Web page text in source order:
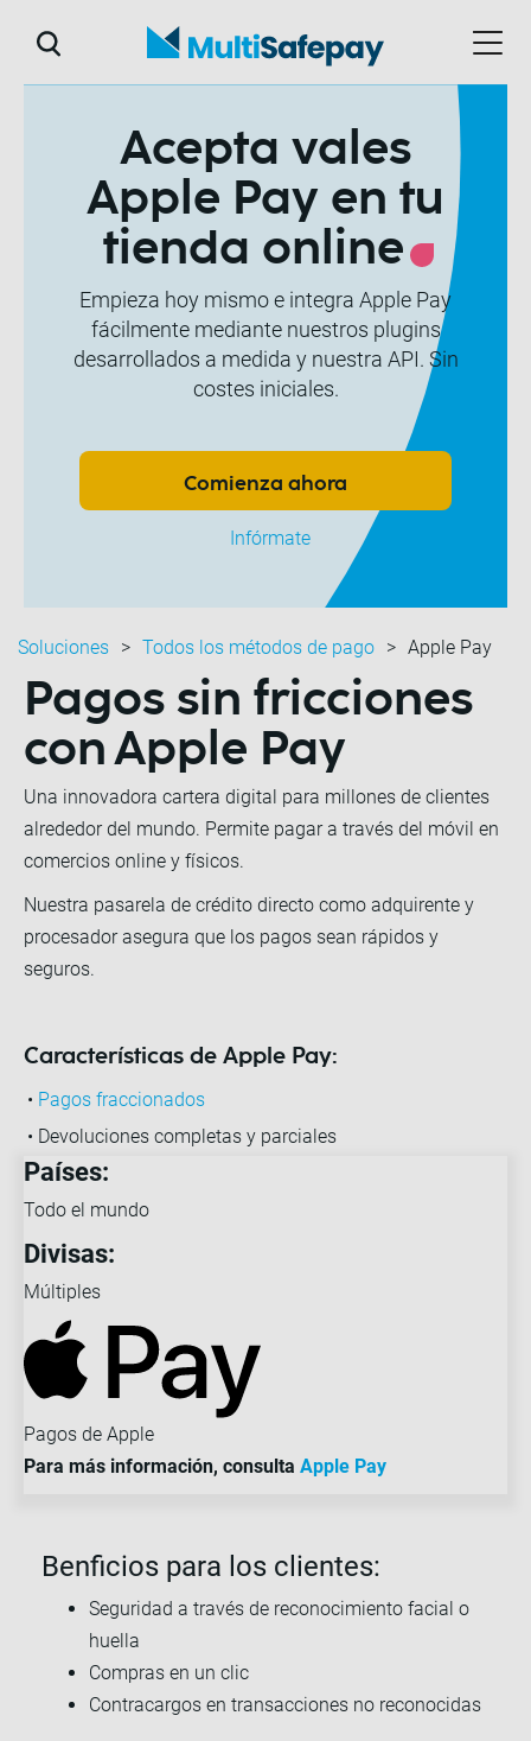
Acepta vales
Apple Pay en tu
tienda online
Empieza hoy mismo e integra Apple Pay
fácilmente mediante nuestros plugins
desarrollados a medida y nuestra API. Sin
costes iniciales.
Comienza ahora
Infórmate
Soluciones Todos los métodos de pago Apple Pay
Pagos sin fricciones
con Apple Pay
Una innovadora cartera digital para millones de clientes
alrededor del mundo. Permite pagar a través del móvil en
comercios online y físicos.
Nuestra pasarela de crédito directo como adquirente y
procesador asegura que los pagos sean rápidos y
seguros.
Características de Apple Pay:
• Pagos fraccionados
• Devoluciones completas y parciales
Países:
Todo el mundo
Divisas:
Múltiples
Pagos de Apple
Para más información, consulta Apple Pay
Benficios para los clientes:
Seguridad a través de reconocimiento facial o
huella
Compras en un clic
Contracargos en transacciones no reconocidas